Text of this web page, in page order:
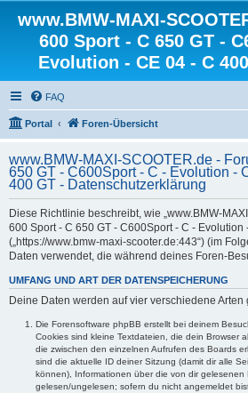
www.BMW-MAXI-
600 Sport - C 650 GT -
Evolution - CE 04 - C
FAQ
Portal Foren-Übersicht
www.BMW-MAXI-SCOOTER.de -
650 GT - C600Sport - C - Evolution -
400 GT - Datenschutzerklärung
Diese Richtlinie beschreibt, wie „www.BMW-
600 Sport - C 650 GT - C600Sport - C - Evolution
(„https://www.bmw-maxi-scooter.de:443“) (im
Daten verwendet, die während deines Foren-
UMFANG UND ART DER DATENSPEICHERUNG
Deine Daten werden auf vier verschiedene Arten
Die Forensoftware phpBB erstellt bei deinem
Cookies sind kleine Textdateien, die dein Browser
die zwischen den einzelnen Aufrufen des Boards
sind die aktuelle ID deiner Sitzung (damit dir alle
können), Informationen über die von dir gelesenen
gelesen/ungelesen; sofern du nicht angemeldet